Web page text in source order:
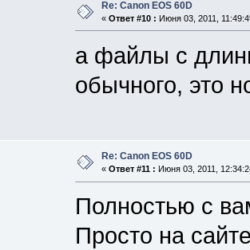
Re: Canon EOS 60D
« Ответ #10 : Июня 03, 2011,
а файлы с
обычного, это
Re: Canon EOS 60D
« Ответ #11 : Июня 03, 2011,
Полностью с
Просто на